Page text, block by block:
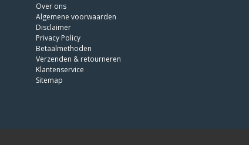
Over ons
Algemene voorwaarden
Disclaimer
Privacy Policy
Betaalmethoden
Verzenden & retourneren
Klantenservice
Sitemap